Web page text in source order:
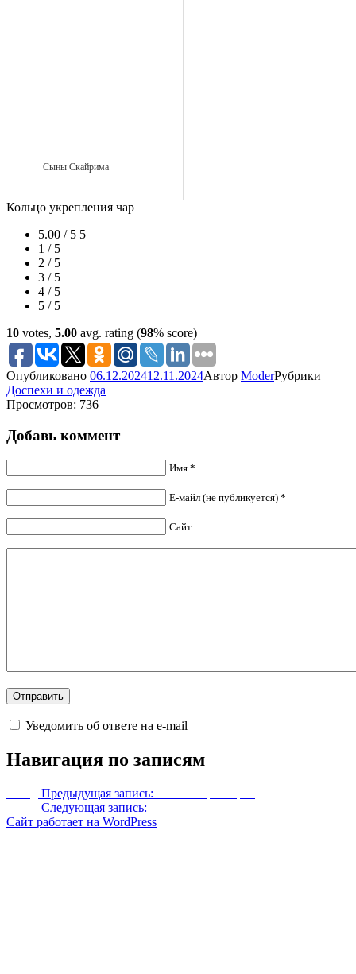
Сыны Скайрима
Кольцо укрепления чар
5.00 / 5 5
1 / 5
2 / 5
3 / 5
4 / 5
5 / 5
10 votes, 5.00 avg. rating (98% score)
Опубликовано 06.12.202412.11.2024Автор ModerРубрики
Доспехи и одежда
Просмотров: 736
Добавь коммент
Имя *
Е-майл (не публикуется) *
Сайт
Уведомить об ответе на e-mail
Навигация по записям
Предыдущая запись:
Следующая запись:
Сайт работает на WordPress